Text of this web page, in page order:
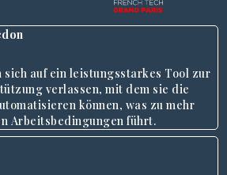
auf ein leistungsstarkes Tool zur
verlassen, mit dem sie die
können, was zu mehr
Arbeitsbedingungen führt.